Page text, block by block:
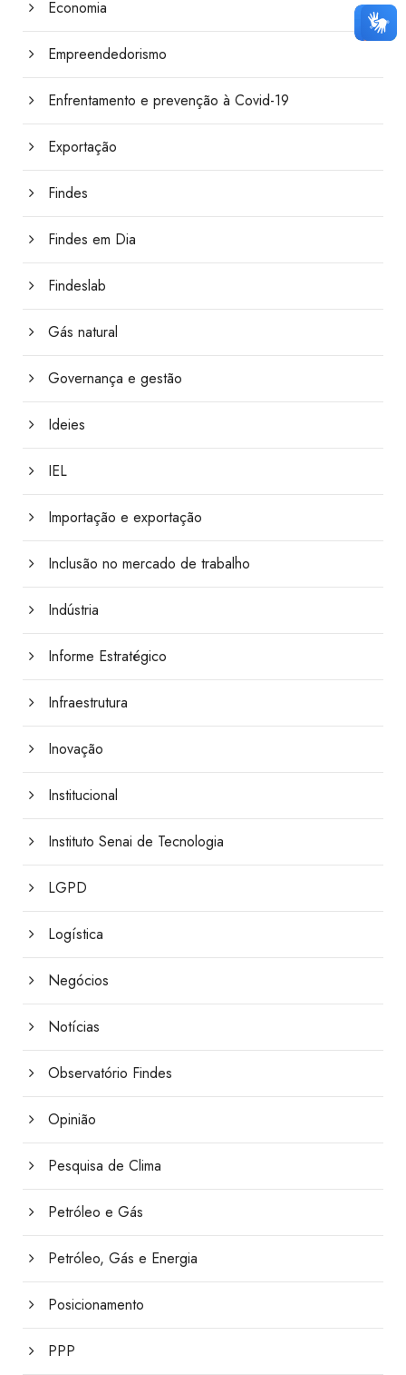
Economia
Empreendedorismo
Enfrentamento e prevenção à Covid-19
Exportação
Findes
Findes em Dia
Findeslab
Gás natural
Governança e gestão
Ideies
IEL
Importação e exportação
Inclusão no mercado de trabalho
Indústria
Informe Estratégico
Infraestrutura
Inovação
Institucional
Instituto Senai de Tecnologia
LGPD
Logística
Negócios
Notícias
Observatório Findes
Opinião
Pesquisa de Clima
Petróleo e Gás
Petróleo, Gás e Energia
Posicionamento
PPP